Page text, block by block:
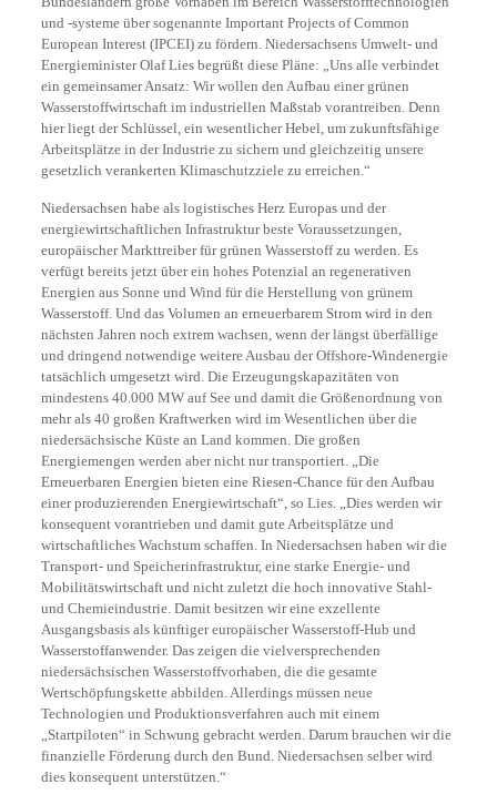
und -systeme über sogenannte Important Projects of Common
European Interest (IPCEI) zu fördern. Niedersachsens Umwelt- und
Energieminister Olaf Lies begrüßt diese Pläne: „Uns alle verbindet
ein gemeinsamer Ansatz: Wir wollen den Aufbau einer grünen
Wasserstoffwirtschaft im industriellen Maßstab vorantreiben. Denn
hier liegt der Schlüssel, ein wesentlicher Hebel, um zukunftsfähige
Arbeitsplätze in der Industrie zu sichern und gleichzeitig unsere
gesetzlich verankerten Klimaschutzziele zu erreichen.“
Niedersachsen habe als logistisches Herz Europas und der
energiewirtschaftlichen Infrastruktur beste Voraussetzungen,
europäischer Markttreiber für grünen Wasserstoff zu werden. Es
verfügt bereits jetzt über ein hohes Potenzial an regenerativen
Energien aus Sonne und Wind für die Herstellung von grünem
Wasserstoff. Und das Volumen an erneuerbarem Strom wird in den
nächsten Jahren noch extrem wachsen, wenn der längst überfällige
und dringend notwendige weitere Ausbau der Offshore-Windenergie
tatsächlich umgesetzt wird. Die Erzeugungskapazitäten von
mindestens 40.000 MW auf See und damit die Größenordnung von
mehr als 40 großen Kraftwerken wird im Wesentlichen über die
niedersächsische Küste an Land kommen. Die großen
Energiemengen werden aber nicht nur transportiert. „Die
Erneuerbaren Energien bieten eine Riesen-Chance für den Aufbau
einer produzierenden Energiewirtschaft“, so Lies. „Dies werden wir
konsequent vorantrieben und damit gute Arbeitsplätze und
wirtschaftliches Wachstum schaffen. In Niedersachsen haben wir die
Transport- und Speicherinfrastruktur, eine starke Energie- und
Mobilitätswirtschaft und nicht zuletzt die hoch innovative Stahl-
und Chemieindustrie. Damit besitzen wir eine exzellente
Ausgangsbasis als künftiger europäischer Wasserstoff-Hub und
Wasserstoffanwender. Das zeigen die vielversprechenden
niedersächsischen Wasserstoffvorhaben, die die gesamte
Wertschöpfungskette abbilden. Allerdings müssen neue
Technologien und Produktionsverfahren auch mit einem
„Startpiloten“ in Schwung gebracht werden. Darum brauchen wir die
finanzielle Förderung durch den Bund. Niedersachsen selber wird
dies konsequent unterstützen.“